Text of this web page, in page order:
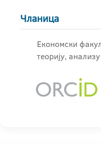
Чланица
Економски
теорију,